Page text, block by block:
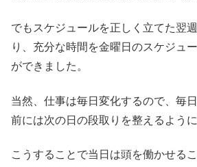
でもスケジュールを正しく立てた翌
り、充分な時間を金曜日のスケジュ
ができました。
当然、仕事は毎日変化するので、毎
前には次の日の段取りを整えるように
こうすることで当日は頭を働かせる